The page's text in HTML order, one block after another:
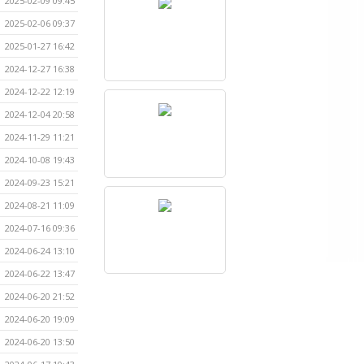
2025-02-06 09:37
2025-01-27 16:42
2024-12-27 16:38
2024-12-22 12:19
2024-12-04 20:58
2024-11-29 11:21
2024-10-08 19:43
2024-09-23 15:21
2024-08-21 11:09
2024-07-16 09:36
2024-06-24 13:10
2024-06-22 13:47
2024-06-20 21:52
2024-06-20 19:09
2024-06-20 13:50